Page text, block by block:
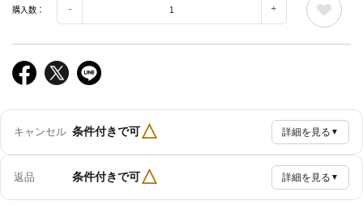
購入数：
キャンセル 条件付きで可△ 詳細を見る ▼
返品 条件付きで可△ 詳細を見る ▼